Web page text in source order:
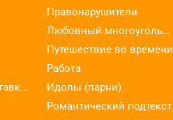
Правонарушители
Любовный многоугольник
Путешествие во времени
Работа
Игра с высокими ставками Идолы (парни)
Романтический подтекст